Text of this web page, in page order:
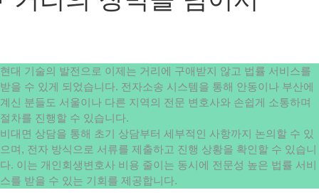
현대 기술의 발전으로 이제는 거리에 구애받지 않고 법률 서비스를
받을 수 있게 되었습니다. 전자소송 시스템을 통해 안동이나 부산에
계신 분들도 서울이나 다른 지역의 전문 변호사와 손쉽게 소통하며
절차를 진행할 수 있습니다.
비대면 상담을 통해 초기 상담부터 세부적인 사항까지 논의할 수 있
으며, 전자 방식으로 서류를 제출하고 진행 상황을 확인할 수 있습니
다. 이는 개인회생변호사 비용 줄이는 동시에 전문성 높은 법률 서비
스를 받을 수 있는 기회를 제공합니다.